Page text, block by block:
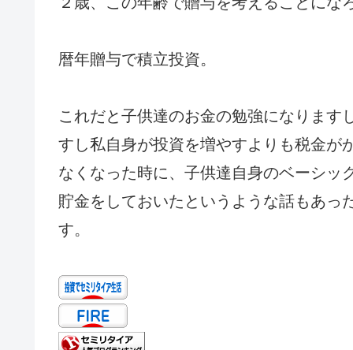
暦年贈与で積立投資。
これだと子供達のお金の勉強になります
すし私自身が投資を増やすよりも税金が
なくなった時に、子供達自身のベーシッ
貯金をしておいたというような話もあっ
す。